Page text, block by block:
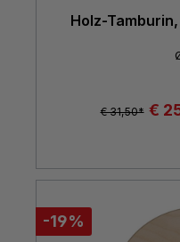
Holz-
€ 31,50* €
-19%